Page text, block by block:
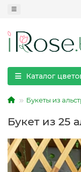
Каталог
Букеты из
Букет из 25